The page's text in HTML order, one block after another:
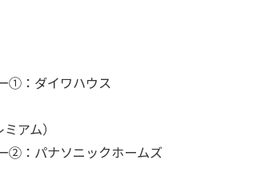
①：ダイワハウス
アム）
②：パナソニックホームズ